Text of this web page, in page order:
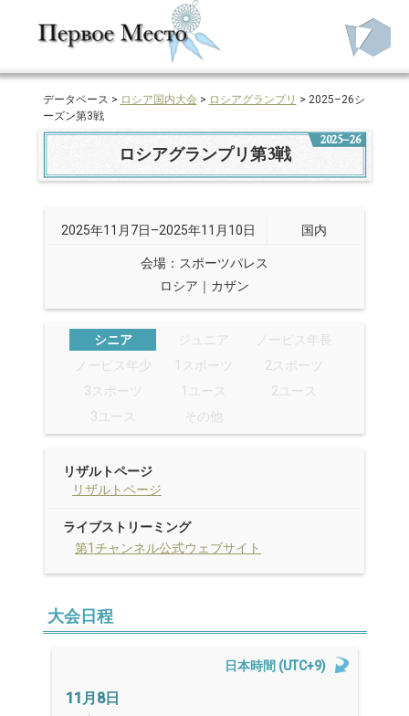
データベース > ロシア国内大会> ロシアグランプリ > 2025–26シ
ーズン第3戦
2025–26
ロシアグランプリ第3戦
2025年11月7日–2025年11月10日 国内
会場：スポーツパレス
ロシア｜カザン
シニア ジュニア
ノービス年長
ノービス年少
1スポーツ
2スポーツ
3スポーツ
1ユース
2ユース
3ユース
その他
リザルトページ
リザルトページ
ライブストリーミング
第1チャンネル公式ウェブサイト
大会日程
日本時間 (UTC+9)
11月8日